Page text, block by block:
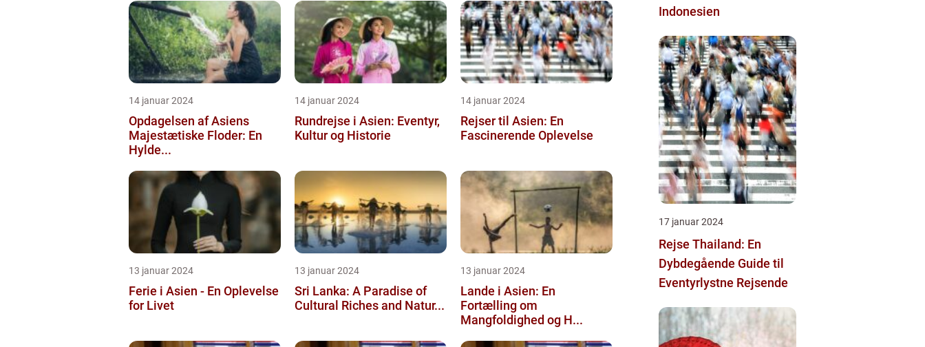
14 januar 2024
Opdagelsen af Asiens
Majestætiske Floder: En
Hylde...
14 januar 2024
Rundrejse i Asien: Eventyr,
Kultur og Historie
14 januar 2024
Rejser til Asien: En
Fascinerende Oplevelse
13 januar 2024
Ferie i Asien - En Oplevelse
for Livet
13 januar 2024
Sri Lanka: A Paradise of
Cultural Riches and Natur...
13 januar 2024
Lande i Asien: En
Fortælling om
Mangfoldighed og H...
Indonesien
17 januar 2024
Rejse Thailand: En
Dybdegående Guide til
Eventyrlystne Rejsende